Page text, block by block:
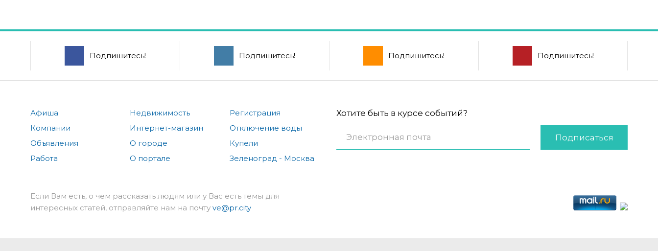
Подпишитесь! Подпишитесь! Подпишитесь! Подпишитесь!
Афиша
Компании
Объявления
Работа
Недвижимость
Интернет-магазин
О городе
О портале
Регистрация
Отключение воды
Купели
Зеленоград - Москва
Хотите быть в курсе событий?
Подписаться
Если Вам есть, о чем рассказать людям или у Вас есть темы для
интересных статей, отправляйте нам на почту ve@pr.city